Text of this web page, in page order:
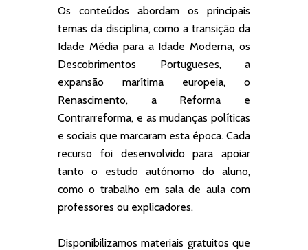
Os conteúdos abordam os principais
temas da disciplina, como a transição da
Idade Média para a Idade Moderna, os
Descobrimentos Portugueses, a
expansão marítima europeia, o
Renascimento, a Reforma e
Contrarreforma, e as mudanças políticas
e sociais que marcaram esta época. Cada
recurso foi desenvolvido para apoiar
tanto o estudo autónomo do aluno,
como o trabalho em sala de aula com
professores ou explicadores.
Disponibilizamos materiais gratuitos que